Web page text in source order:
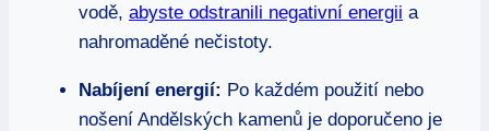
vodě, abyste odstranili negativní energii a
nahromaděné nečistoty.
Nabíjení energií: Po každém použití nebo
nošení Andělských kamenů je doporučeno je